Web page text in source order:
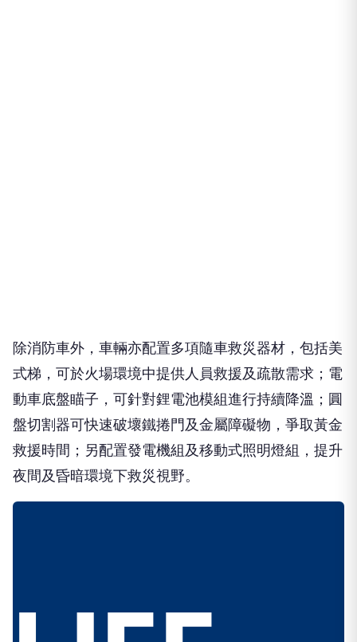
式梯，可於火場環境中提供人員救援及疏散需求；電
動車底盤瞄子，可針對鋰電池模組進行持續降溫；圓
盤切割器可快速破壞鐵捲門及金屬障礙物，爭取黃金
救援時間；另配置發電機組及移動式照明燈組，提升
夜間及昏暗環境下救災視野。